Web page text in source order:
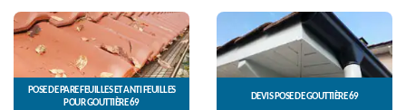
POSE DE PARE FEUILLES ET ANTI FEUILLES
POUR GOUTTIÈRE 69
DEVIS POSE DE GOUTTIÈRE 69